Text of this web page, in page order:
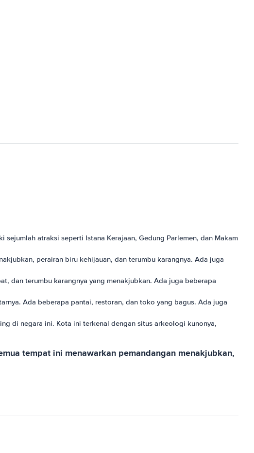
atraksi seperti Istana Kerajaan, Gedung Parlemen, dan Makam
perairan biru kehijauan, dan terumbu karangnya. Ada juga
dan terumbu karangnya yang menakjubkan. Ada juga beberapa
Ada beberapa pantai, restoran, dan toko yang bagus. Ada juga
di negara ini. Kota ini terkenal dengan situs arkeologi kunonya,
tempat ini menawarkan pemandangan menakjubkan,